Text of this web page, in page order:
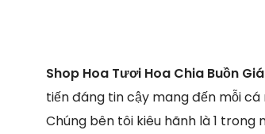
Shop Hoa Tươi Hoa Chia Buồn
tiến đáng tin cậy mang đến mỗi
Chúng bên tôi kiêu hãnh là 1